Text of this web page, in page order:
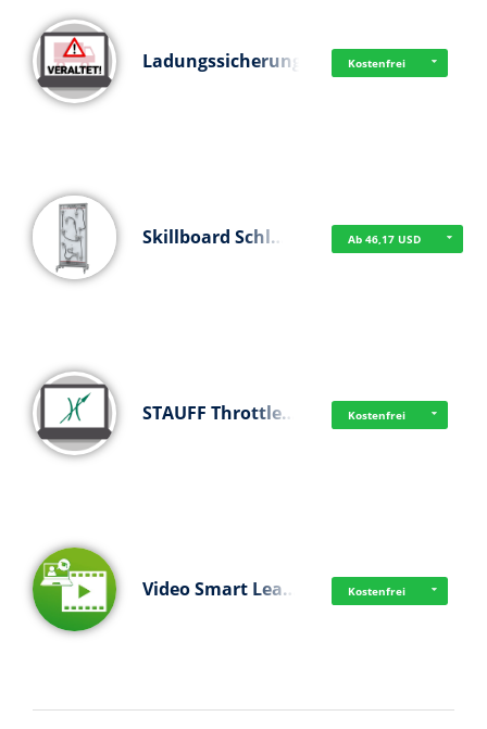
Ladungssicherung Kostenfrei
Skillboard Schl… Ab 46,17 USD
STAUFF Throttle… Kostenfrei
Video Smart Lea… Kostenfrei